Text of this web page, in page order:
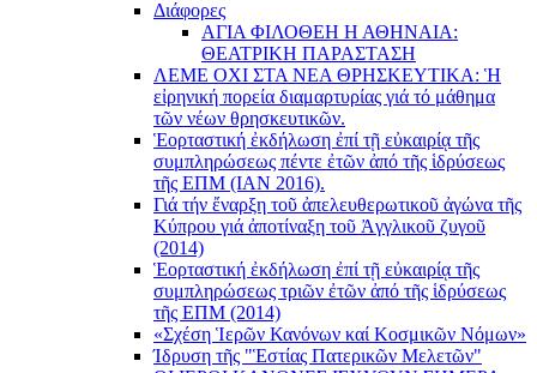
Διάφορες
ΑΓΙΑ ΦΙΛΟΘΕΗ Η ΑΘΗΝΑΙΑ:
ΘΕΑΤΡΙΚΗ ΠΑΡΑΣΤΑΣΗ
ΛΕΜΕ ΟΧΙ ΣΤΑ ΝΕΑ ΘΡΗΣΚΕΥΤΙΚΑ: Ἡ
εἰρηνική πορεία διαμαρτυρίας γιά τό μάθημα
τῶν νέων θρησκευτικῶν.
Ἑορταστική ἐκδήλωση ἐπί τῇ εὐκαιρίᾳ τῆς
συμπληρώσεως πέντε ἐτῶν ἀπό τῆς ἱδρύσεως
τῆς ΕΠΜ (ΙΑΝ 2016).
Γιά τήν ἔναρξη τοῦ ἀπελευθερωτικοῦ ἀγώνα τῆς
Κύπρου γιά ἀποτίναξη τοῦ Ἀγγλικοῦ ζυγοῦ
(2014)
Ἑορταστική ἐκδήλωση ἐπί τῇ εὐκαιρίᾳ τῆς
συμπληρώσεως τριῶν ἐτῶν ἀπό τῆς ἱδρύσεως
τῆς ΕΠΜ (2014)
«Σχέση Ἱερῶν Κανόνων καί Κοσμικῶν Νόμων»
Ίδρυση τῆς "Ἑστίας Πατερικῶν Μελετῶν"